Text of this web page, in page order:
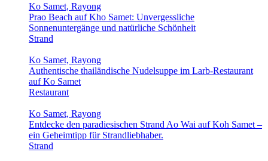
Ko Samet, Rayong
Prao Beach auf Kho Samet: Unvergessliche
Sonnenuntergänge und natürliche Schönheit
Strand
Ko Samet, Rayong
Authentische thailändische Nudelsuppe im Larb-Restaurant
auf Ko Samet
Restaurant
Ko Samet, Rayong
Entdecke den paradiesischen Strand Ao Wai auf Koh Samet –
ein Geheimtipp für Strandliebhaber.
Strand